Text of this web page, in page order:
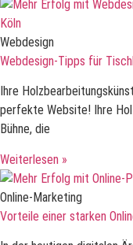
Webdesign
Webdesign-Tipps für
Ihre
perfekte Website! Ihre
Bühne, die
Weiterlesen »
Online-Marketing
Vorteile einer starken